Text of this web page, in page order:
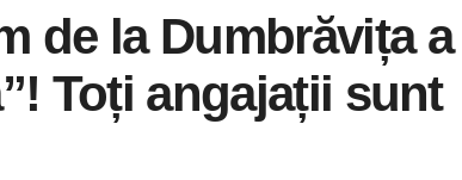
de la Dumbrăvița a
Toți angajații sunt